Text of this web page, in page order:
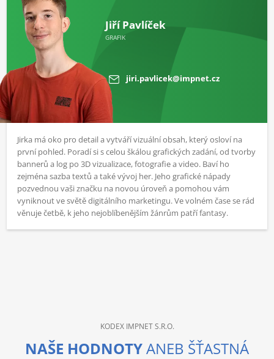
Jiří Pavlíček
GRAFIK
jiri.pavlicek@impnet.cz
Jirka má oko pro detail a vytváří vizuální obsah, který osloví na
první pohled. Poradí si s celou škálou grafických zadání, od tvorby
bannerů a log po 3D vizualizace, fotografie a video. Baví ho
zejména sazba textů a také vývoj her. Jeho grafické nápady
pozvednou vaši značku na novou úroveň a pomohou vám
vyniknout ve světě digitálního marketingu. Ve volném čase se rád
věnuje četbě, k jeho nejoblíbenějším žánrům patří fantasy.
KODEX IMPNET S.R.O.
NAŠE HODNOTYANEB ŠŤASTNÁ